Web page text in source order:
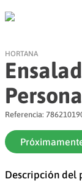
HORTANA
Referencia:
Descripción del
5.
leche
6.
detergente
7 .
vaquita
8.
arroz
9.
yogurt